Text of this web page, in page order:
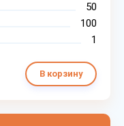
50
100
1
В корзину